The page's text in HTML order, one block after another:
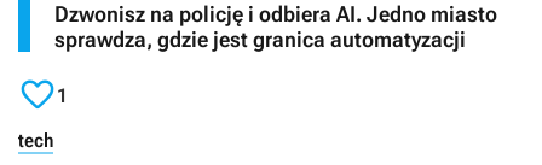
Dzwonisz na policję i odbiera AI. Jedno miasto
sprawdza, gdzie jest granica automatyzacji
1
tech